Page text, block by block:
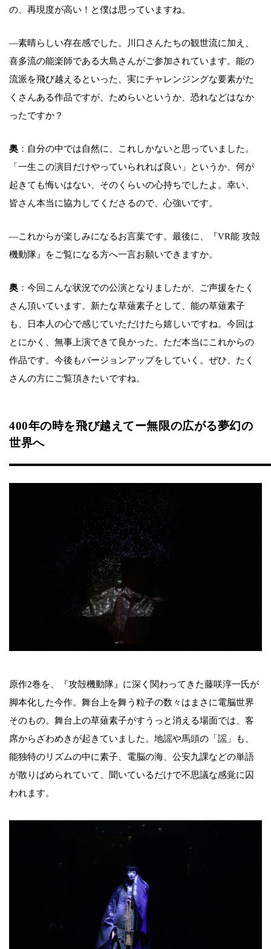
の、再現度が高い！と僕は思っていますね。
―素晴らしい存在感でした。川口さんたちの観世流に加え、
喜多流の能楽師である大島さんがご参加されています。能の
流派を飛び越えるといった、実にチャレンジングな要素がた
くさんある作品ですが、ためらいというか、恐れなどはなか
ったですか？
奥 ：自分の中では自然に、これしかないと思っていました。
「一生この演目だけやっていられれば良い」というか、何が
起きても悔いはない、そのくらいの心持ちでしたよ。幸い、
皆さん本当に協力してくださるので、心強いです。
―これからが楽しみになるお言葉です。最後に、『VR能 攻殻
機動隊』をご覧になる方へ一言お願いできますか。
奥 ：今回こんな状況での公演となりましたが、ご声援をたく
さん頂いています。新たな草薙素子として、能の草薙素子
も、日本人の心で感じていただけたら嬉しいですね。今回は
とにかく、無事上演できて良かった。ただ本当にこれからの
作品です。今後もバージョンアップをしていく。ぜひ、たく
さんの方にご覧頂きたいですね。
400年の時を飛び越えてー無限の広がる夢幻の
世界へ
原作2巻を、『攻殻機動隊』に深く関わってきた藤咲淳一氏が
脚本化した今作。舞台上を舞う粒子の数々はまさに電脳世界
そのもの。舞台上の草薙素子がすうっと消える場面では、客
席からざわめきが起きていました。地謡や馬頭の「謡」も、
能独特のリズムの中に素子、電脳の海、公安九課などの単語
が散りばめられていて、聞いているだけで不思議な感覚に囚
われます。